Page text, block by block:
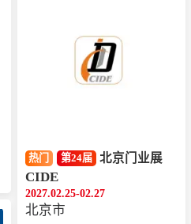
热门 第24届 北京门业展
CIDE
2027.02.25-02.27
北京市